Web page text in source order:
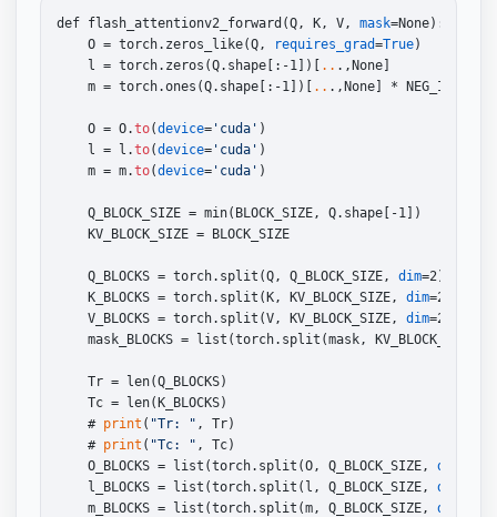
def flash_attentionv2_forward(Q, K, V, mask=None):
    O = torch.zeros_like(Q,
requires_grad=True)
    l = torch.zeros(Q.shape[:-1])[
.. .,None]
    m = torch.ones(Q.shape[:-1])[
.. .,None] * NEG_INF
    O = O.
to(device= 'cuda' )
    l = l.
to(device= 'cuda' )
    m = m.
to(device= 'cuda' )
    Q_BLOCK_SIZE = min(BLOCK_SIZE, Q.shape[-1])
    KV_BLOCK_SIZE = BLOCK_SIZE
    Q_BLOCKS = torch.split(Q, Q_BLOCK_SIZE,
dim=2)
    K_BLOCKS = torch.split(K, KV_BLOCK_SIZE,
dim=2)
    V_BLOCKS = torch.split(V, KV_BLOCK_SIZE,
dim=2)
    mask_BLOCKS = list(torch.split(mask, KV_BLOCK_SIZE,
    Tr = len(Q_BLOCKS)
    Tc = len(K_BLOCKS)
    #
print ( "Tr: " , Tr)
    #
print ( "Tc: " , Tc)
    O_BLOCKS = list(torch.split(O, Q_BLOCK_SIZE,
dim
    l_BLOCKS = list(torch.split(l, Q_BLOCK_SIZE,
dim
    m_BLOCKS = list(torch.split(m, Q_BLOCK_SIZE,
dim